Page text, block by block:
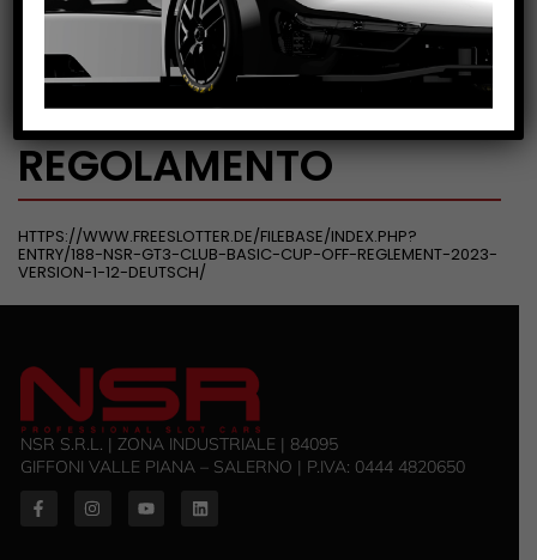
REGOLAMENTO
HTTPS://WWW.FREESLOTTER.DE/FILEBASE/INDEX.PHP?
ENTRY/188-NSR-GT3-CLUB-BASIC-CUP-OFF-REGLEMENT-2023-
VERSION-1-12-DEUTSCH/
NSR S.R.L. | ZONA INDUSTRIALE | 84095
GIFFONI VALLE PIANA – SALERNO | P.IVA: ‭0444 4820650‬